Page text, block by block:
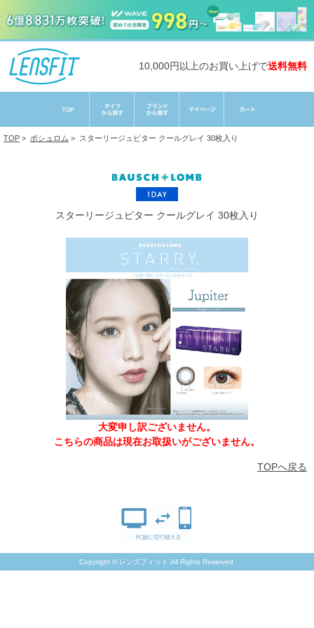
10,000円以上のお買い上げで送料無料
TOP > ボシュロム > スターリージュピター クールグレイ 30枚入り
スターリージュピター クールグレイ 30枚入り
大変申し訳ございません。
こちらの商品は現在お取扱いがございません。
TOPへ戻る
Copyright © レンズフィット All Rights Reserved.